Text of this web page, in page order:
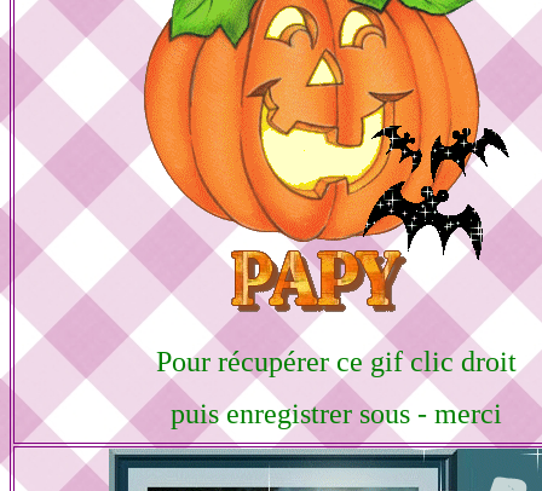
Pour récupérer ce gif clic droit
puis enregistrer sous - merci